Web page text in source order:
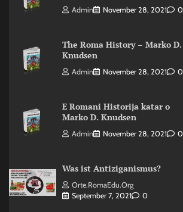
Admin November 28, 2021 0
The Roma History – Marko D.
Knudsen
Admin November 28, 2021 0
E Romani Historija katar o
Marko D. Knudsen
Admin November 28, 2021 0
Was ist Antiziganismus?
Orte.RomaEdu.org
September 7, 2021
0